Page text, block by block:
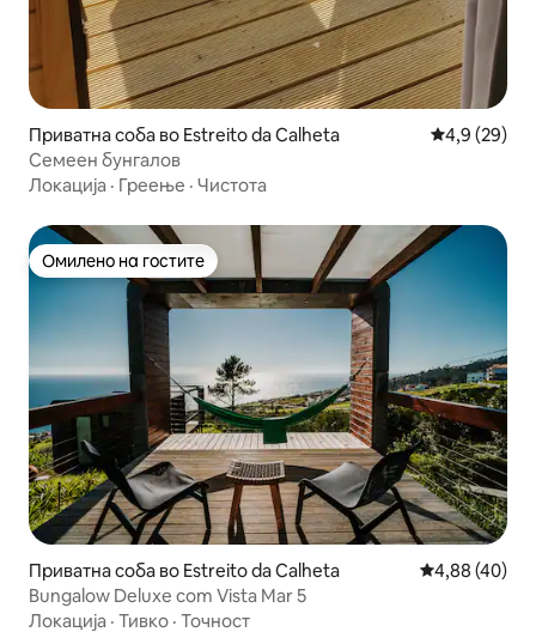
Приватна соба во Estreito da Calheta Просечна
4,9 (29)
Семеен бунгалов
Локација · Греење · Чистота
Омилено на гостите
Омилено на гостите
Приватна соба во Estreito da Calheta Просечна
4,88 (40)
Bungalow Deluxe com Vista Mar 5
Локација · Тивко · Точност